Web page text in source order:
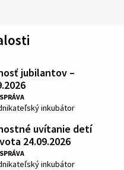
jubilantov –
inkubátor
uvítanie detí
24.09.2026
inkubátor